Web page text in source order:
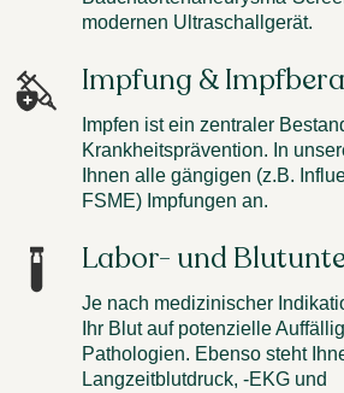
modernen Ultraschallgerät.
Impfung &
Impfen ist ein zentraler
Krankheitsprävention. In
Ihnen alle gängigen (z.B.
FSME) Impfungen an.
Labor- und
Je nach medizinischer
Ihr Blut auf potenzielle
Pathologien. Ebenso steht
Langzeitblutdruck, -EKG und